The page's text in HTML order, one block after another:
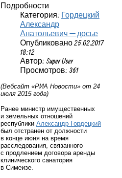
Подробности
Категория: Гордецкий
Александр
Анатольевич — досье
Опубликовано 25.02.2017
18:12
Автор: Super User
Просмотров: 361
(Вебсайт «РИА Новости» от 24
июля 2015 года)
Ранее министр имущественных
и земельных отношений
республики Александр Гордецкий
был отстранен от должности
в конце июня на время
расследования, связанного
с продлением договора аренды
клинического санатория
в Симеизе.